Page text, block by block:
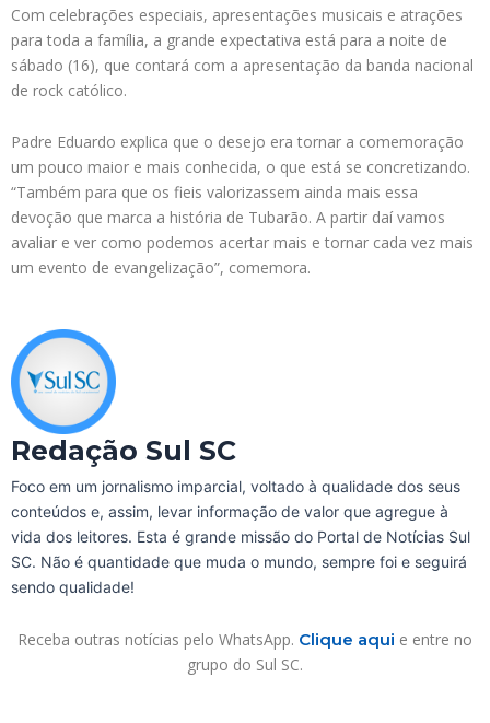
Com celebrações especiais, apresentações musicais e atrações
para toda a família, a grande expectativa está para a noite de
sábado (16), que contará com a apresentação da banda nacional
de rock católico.
Padre Eduardo explica que o desejo era tornar a comemoração
um pouco maior e mais conhecida, o que está se concretizando.
“Também para que os fieis valorizassem ainda mais essa
devoção que marca a história de Tubarão. A partir daí vamos
avaliar e ver como podemos acertar mais e tornar cada vez mais
um evento de evangelização”, comemora.
Redação Sul SC
Foco em um jornalismo imparcial, voltado à qualidade dos seus
conteúdos e, assim, levar informação de valor que agregue à
vida dos leitores. Esta é grande missão do Portal de Notícias Sul
SC. Não é quantidade que muda o mundo, sempre foi e seguirá
sendo qualidade!
Receba outras notícias pelo WhatsApp. Clique aqui e entre no
grupo do Sul SC.